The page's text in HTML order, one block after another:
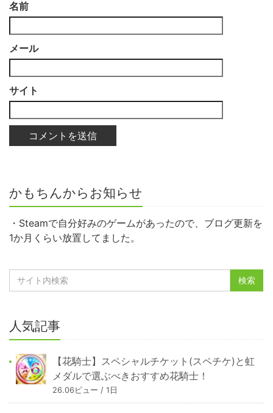
名前
メール
サイト
かもちんからお知らせ
・Steamで自分好みのゲームがあったので、ブログ更新を
1か月くらい放置してました。
人気記事
【花騎士】スペシャルチケット(スペチケ)と虹
メダルで選ぶべきおすすめ花騎士！
26.06ビュー / 1日